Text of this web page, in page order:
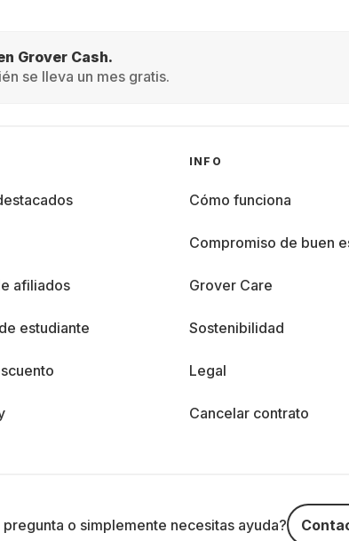
Grover Cash.
se lleva un mes gratis.
afiliados
estudiante
INFO
Cómo funciona
Compromiso de buen
Grover Care
Sostenibilidad
Legal
Cancelar contrato
pregunta o simplemente necesitas ayuda?